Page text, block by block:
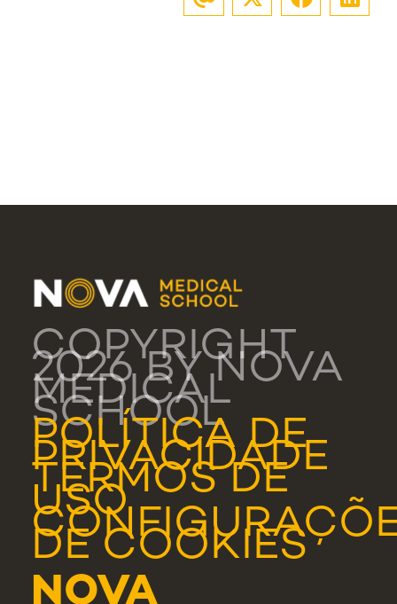
COPYRIGHT
2026 BY NOVA
MEDICAL
SCHOOL
POLÍTICA DE
PRIVACIDADE
TERMOS DE
USO
DE COOKIES
NOVA